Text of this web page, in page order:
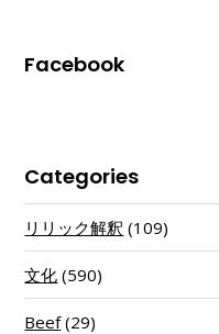
Facebook
Categories
リリック解釈 (109)
文化 (590)
Beef(29)